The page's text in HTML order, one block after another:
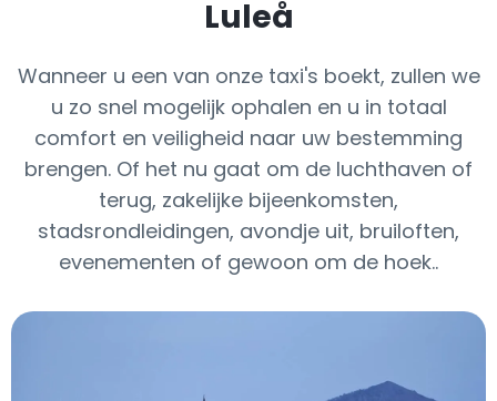
Luleå
Wanneer u een van onze taxi's boekt, zullen we
u zo snel mogelijk ophalen en u in totaal
comfort en veiligheid naar uw bestemming
brengen. Of het nu gaat om de luchthaven of
terug, zakelijke bijeenkomsten,
stadsrondleidingen, avondje uit, bruiloften,
evenementen of gewoon om de hoek..